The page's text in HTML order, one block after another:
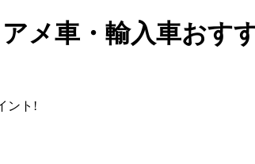
車・輸入車おす
ント!